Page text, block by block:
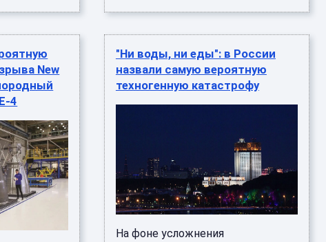
New
4
"Ни воды, ни еды": в России
назвали самую вероятную
техногенную катастрофу
На фоне усложнения